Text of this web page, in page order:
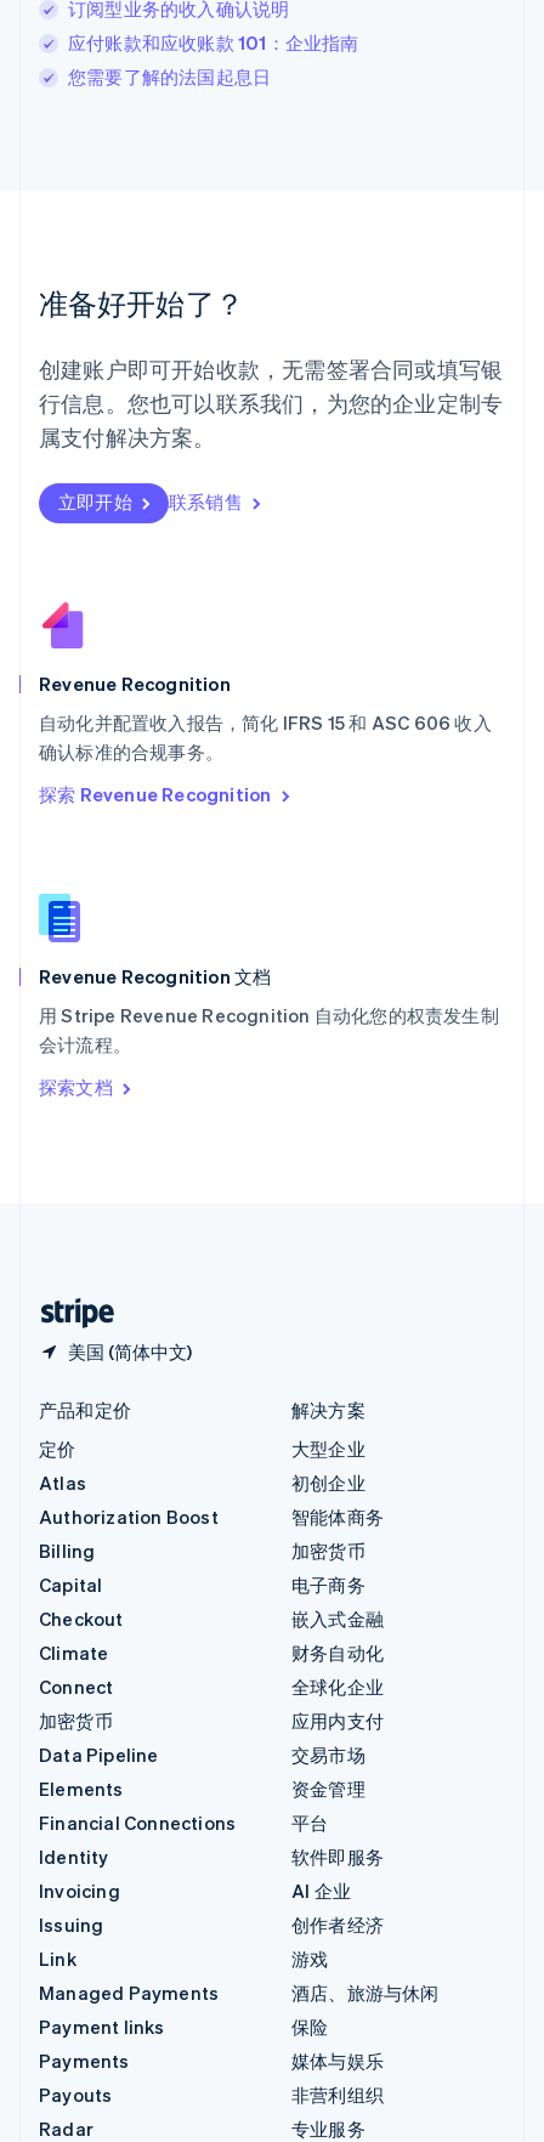
订阅型业务的收入确认说明
应付账款和应收账款 101：企业指南
您需要了解的法国起息日
准备好开始了？
创建账户即可开始收款，无需签署合同或填写银
行信息。您也可以联系我们，为您的企业定制专
属支付解决方案。
立即开始 联系销售
Revenue Recognition
自动化并配置收入报告，简化 IFRS 15 和 ASC 606 收入
确认标准的合规事务。
探索 Revenue Recognition
Revenue Recognition 文档
用 Stripe Revenue Recognition 自动化您的权责发生制
会计流程。
探索文档
美国 (简体中文)
Deutsch English
卢森堡
FrançaisDeutsch English
罗马尼亚
墨西哥
EspañolEnglish
English
葡萄牙
PortuguêsEnglish
日本
瑞典
Svenska English
瑞士
English
斯洛文尼亚
Italiano
泰国
ไทยEnglish
English
English
新西兰
匈牙利
意大利
Italiano
印度
English
产品和定价
定价
Atlas
Authorization Boost
Billing
Capital
Checkout
Climate
Connect
加密货币
Data Pipeline
Elements
Financial Connections
Identity
Invoicing
Issuing
Link
Managed Payments
Payment links
Payments
Payouts
Radar
解决方案
大型企业
初创企业
智能体商务
加密货币
电子商务
嵌入式金融
财务自动化
全球化企业
应用内支付
交易市场
资金管理
平台
软件即服务
AI 企业
创作者经济
游戏
酒店、旅游与休闲
保险
媒体与娱乐
非营利组织
专业服务